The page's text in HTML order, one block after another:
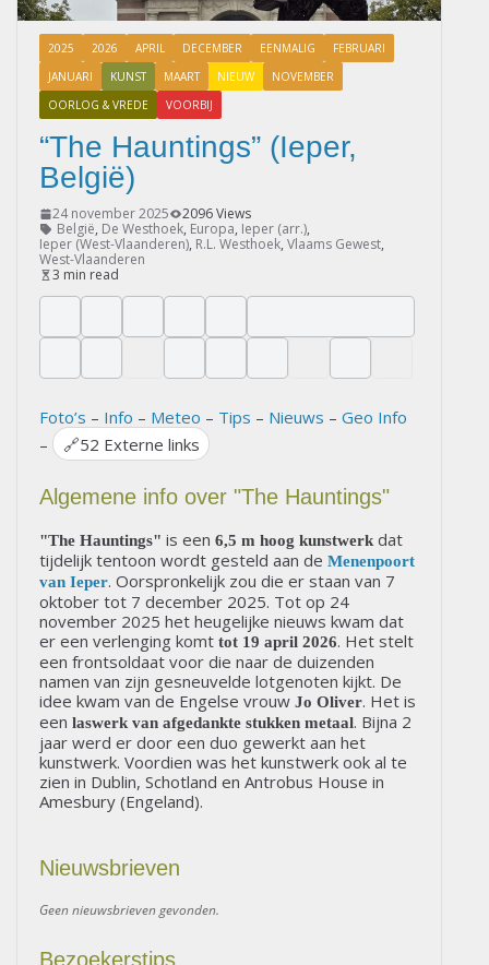
2025 2026 APRIL DECEMBER EENMALIG
FEBRUARI
JANUARI
KUNST MAART NIEUW
NOVEMBER
OORLOG & VREDE
VOORBIJ
“The Hauntings” (Ieper,
België)
24 november 2025
2096 Views
België, De Westhoek, Europa, Ieper (arr.),
Ieper (West-Vlaanderen), R.L. Westhoek, Vlaams Gewest,
West-Vlaanderen
3 min read
Foto’s – Info – Meteo – Tips – Nieuws – Geo Info
–
🔗52 Externe links
Algemene info over "The Hauntings"
"The Hauntings" is een 6,5 m hoog kunstwerk dat
tijdelijk tentoon wordt gesteld aan de Menenpoort
van Ieper. Oorspronkelijk zou die er staan van 7
oktober tot 7 december 2025. Tot op 24
november 2025 het heugelijke nieuws kwam dat
er een verlenging komt tot 19 april 2026. Het stelt
een frontsoldaat voor die naar de duizenden
namen van zijn gesneuvelde lotgenoten kijkt. De
idee kwam van de Engelse vrouw Jo Oliver. Het is
een laswerk van afgedankte stukken metaal. Bijna 2
jaar werd er door een duo gewerkt aan het
kunstwerk. Voordien was het kunstwerk ook al te
zien in Dublin, Schotland en Antrobus House in
Amesbury (Engeland).
Nieuwsbrieven
Geen nieuwsbrieven gevonden.
Bezoekerstips